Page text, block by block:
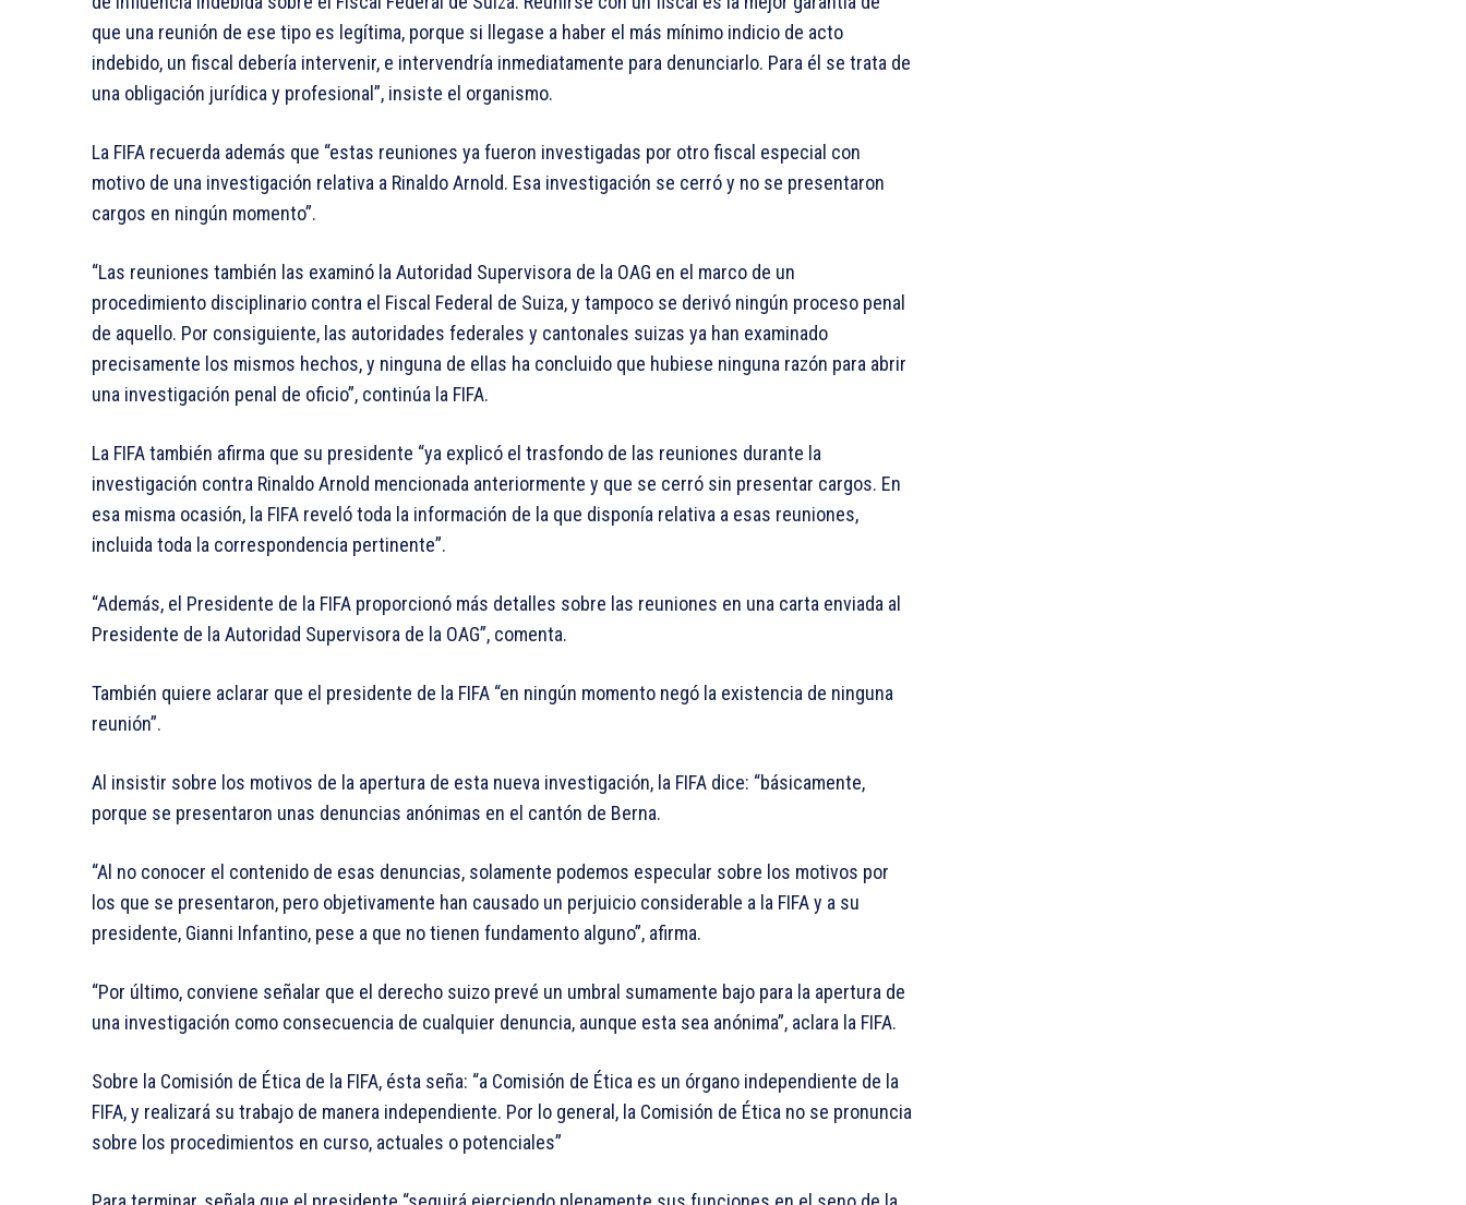
que una reunión de ese tipo es legítima, porque si llegase a haber el más mínimo indicio de acto
indebido, un fiscal debería intervenir, e intervendría inmediatamente para denunciarlo. Para él se trata de
una obligación jurídica y profesional”, insiste el organismo.
La FIFA recuerda además que “estas reuniones ya fueron investigadas por otro fiscal especial con
motivo de una investigación relativa a Rinaldo Arnold. Esa investigación se cerró y no se presentaron
cargos en ningún momento”.
“Las reuniones también las examinó la Autoridad Supervisora de la OAG en el marco de un
procedimiento disciplinario contra el Fiscal Federal de Suiza, y tampoco se derivó ningún proceso penal
de aquello. Por consiguiente, las autoridades federales y cantonales suizas ya han examinado
precisamente los mismos hechos, y ninguna de ellas ha concluido que hubiese ninguna razón para abrir
una investigación penal de oficio”, continúa la FIFA.
La FIFA también afirma que su presidente “ya explicó el trasfondo de las reuniones durante la
investigación contra Rinaldo Arnold mencionada anteriormente y que se cerró sin presentar cargos. En
esa misma ocasión, la FIFA reveló toda la información de la que disponía relativa a esas reuniones,
incluida toda la correspondencia pertinente”.
“Además, el Presidente de la FIFA proporcionó más detalles sobre las reuniones en una carta enviada al
Presidente de la Autoridad Supervisora de la OAG”, comenta.
También quiere aclarar que el presidente de la FIFA “en ningún momento negó la existencia de ninguna
reunión”.
Al insistir sobre los motivos de la apertura de esta nueva investigación, la FIFA dice: “básicamente,
porque se presentaron unas denuncias anónimas en el cantón de Berna.
“Al no conocer el contenido de esas denuncias, solamente podemos especular sobre los motivos por
los que se presentaron, pero objetivamente han causado un perjuicio considerable a la FIFA y a su
presidente, Gianni Infantino, pese a que no tienen fundamento alguno”, afirma.
“Por último, conviene señalar que el derecho suizo prevé un umbral sumamente bajo para la apertura de
una investigación como consecuencia de cualquier denuncia, aunque esta sea anónima”, aclara la FIFA.
Sobre la Comisión de Ética de la FIFA, ésta seña: “a Comisión de Ética es un órgano independiente de la
FIFA, y realizará su trabajo de manera independiente. Por lo general, la Comisión de Ética no se pronuncia
sobre los procedimientos en curso, actuales o potenciales”